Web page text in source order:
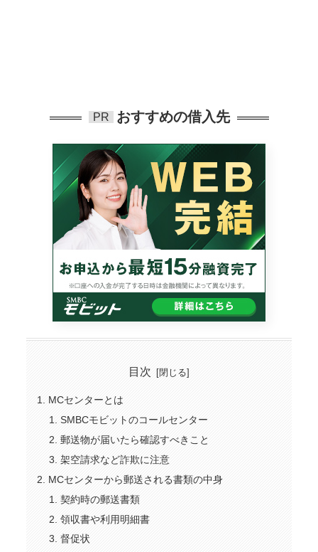
PR おすすめの借入先
目次
MCセンターとは
SMBCモビットのコールセンター
郵送物が届いたら確認すべきこと
架空請求など詐欺に注意
MCセンターから郵送される書類の中身
契約時の郵送書類
領収書や利用明細書
督促状